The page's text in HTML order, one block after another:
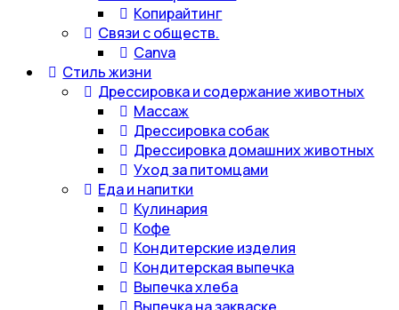
Копирайтинг
Связи с обществ.
Canva
Стиль жизни
Дрессировка и содержание животных
Массаж
Дрессировка собак
Дрессировка домашних животных
Уход за питомцами
Еда и напитки
Кулинария
Кофе
Кондитерские изделия
Кондитерская выпечка
Выпечка хлеба